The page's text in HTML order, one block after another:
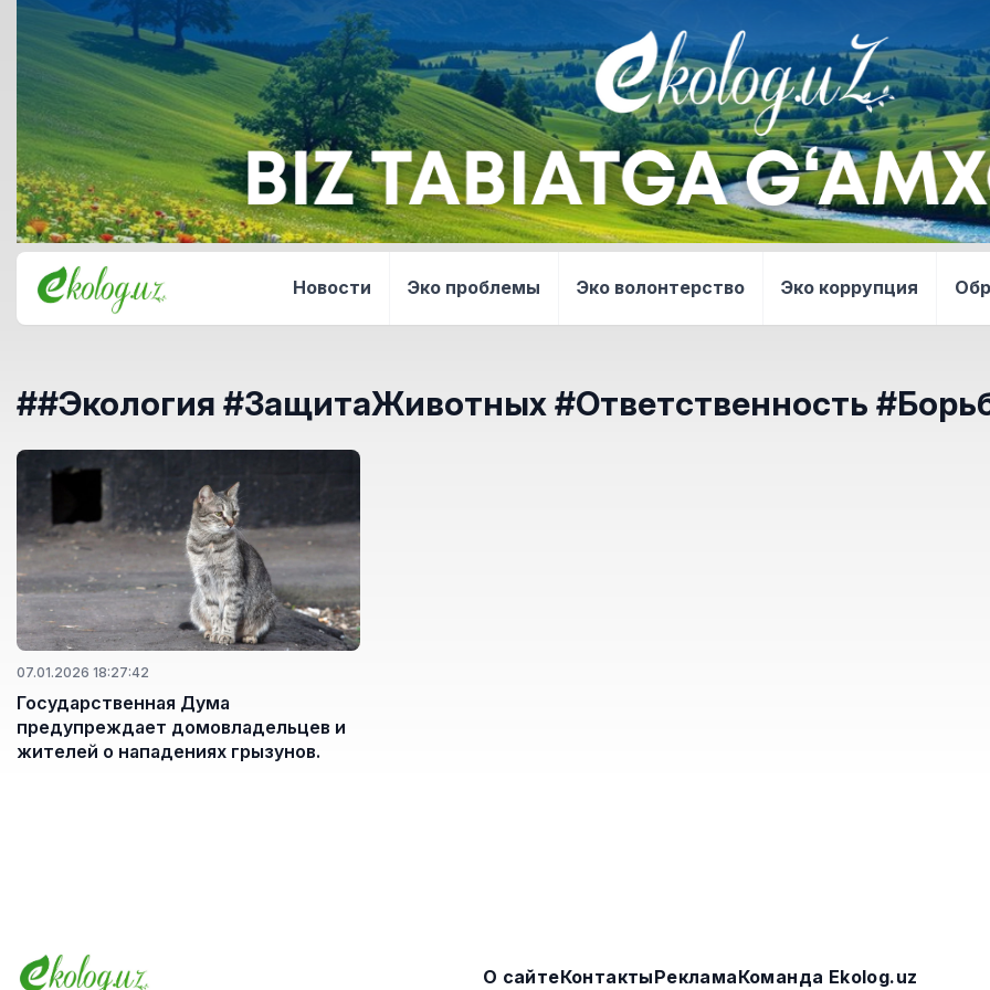
Новости Эко проблемы Эко волонтерство Эко коррупция
##Экология #ЗащитаЖивотных #Ответственность
07.01.2026 18:27:42
Государственная Дума
предупреждает домовладельцев и
жителей о нападениях грызунов.
О сайтеКонтактыРекламаКоманда Ekolog.uz